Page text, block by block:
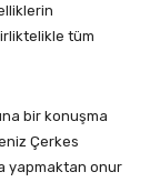
tüm
bir konuşma
Çerkes
yapmaktan onur